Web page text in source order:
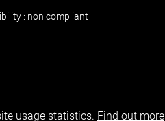
: non compliant
usage statistics. Find out more